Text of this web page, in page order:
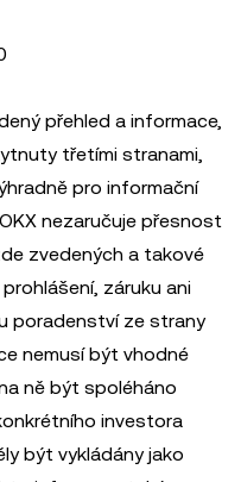
přehled a informace,
třetími stranami,
pro informační
nezaručuje přesnost
zvedených a takové
záruku ani
poradenství ze strany
nemusí být vhodné
ně být spoléháno
investora
být vykládány jako